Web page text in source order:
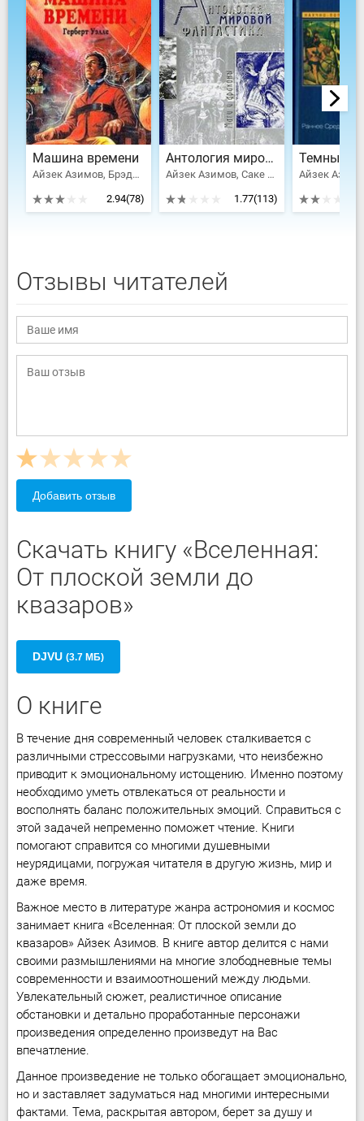
Машина времени
Айзек Азимов, Брэдбери Рэй Дуглас, Бестер Альфред, Роберт Шекли, Уэллс Герберт Джордж, Клейн Жерар, Уиндем Джон Паркс Лукас Бейнон Харрис, Сильверберг Роберт, Кэмпбелл Джон Вуд, Генкин Валерий Исаакович, Кацура Александр Васильевич, Филипп Хосе Фармер
2.94(78)
Антология мировой фантастики. Том 3. Волшебная страна
Айзек Азимов, Саке Комацу, Клайв Стейплз Льюис, Толстой Алексей Николаевич, Желязны Роджер Джозеф, Брэдбери Рэй Дуглас, Ефремов Иван Антонович, Гаррисон Гарри, Рей Жан, Гансовский Север Феликсович, Лейнстер Мюррей, Гамильтон Эдмонд Мур, Муркок Майкл Джон, Блох Роберт Альберт, Хаецкая Елена Владимировна, Лавкрафт Говард Филлипс, Конан Дойл Артур Игнатиус, Головачев Василий Васильевич, Орлов Алекс, Саймак Клиффорд Дональд, Говард Роберт Эдвин, Смит Джордж Генри, Андерсон Пол Уильям, Вэнс Джек Холбрук, Дивов Олег Игоревич, Трускиновская Далия Мейеровна, Кудрявцев Леонид Викторович, Биленкин Дмитрий Александрович, Вейнбаум Стенли, Олдисс Брайан Уилсон, Ван Вогт Альфред Элтон, Дель Рей Лестер, Клейн Жерар, Сильверберг Роберт, Калугин Алексей Александрович, Тургенев Иван Сергеевич, Говард Роберт Ирвин, Мэйчен Артур Ллевелин, Дик Филип Киндред, Саломатов Андрей Васильевич, Миллер-младший Уолтер Майкл
1.77(113)
Айзек
Отзывы читателей
Добавить отзыв
Скачать книгу «Вселенная:
От плоской земли до
квазаров»
DJVU (3.7 МБ)
О книге
В течение дня современный человек сталкивается с
различными стрессовыми нагрузками, что неизбежно
приводит к эмоциональному истощению. Именно поэтому
необходимо уметь отвлекаться от реальности и
восполнять баланс положительных эмоций. Справиться с
этой задачей непременно поможет чтение. Книги
помогают справится со многими душевными
неурядицами, погружая читателя в другую жизнь, мир и
даже время.
Важное место в литературе жанра астрономия и космос
занимает книга «Вселенная: От плоской земли до
квазаров» Айзек Азимов. В книге автор делится с нами
своими размышлениями на многие злободневные темы
современности и взаимоотношений между людьми.
Увлекательный сюжет, реалистичное описание
обстановки и детально проработанные персонажи
произведения определенно произведут на Вас
впечатление.
Данное произведение не только обогащает эмоционально,
но и заставляет задуматься над многими интересными
фактами. Тема, раскрытая автором, берет за душу и